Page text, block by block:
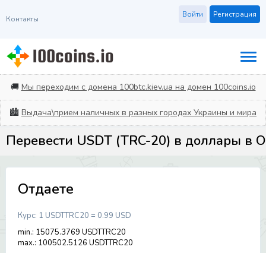
Контакты Регистрация
Войти
🚚 Мы переходим с домена 100btc.kiev.ua на домен 100coins.io
🏙️ Выдача\прием наличных в разных городах Украины и мира
Перевести USDT (TRC-20) в доллары в
Отдаете
Курс: 1 USDTTRC20 = 0.99 USD
min.: 15075.3769 USDTTRC20
max.: 100502.5126 USDTTRC20